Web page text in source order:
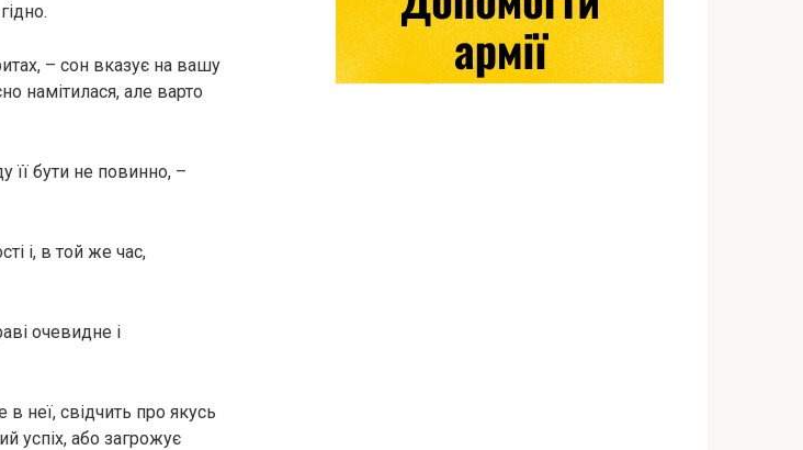
– сон вказує на вашу
намітилася, але варто
її бути не повинно, –
і, в той же час,
очевидне і
неї, свідчить про якусь
успіх, або загрожує